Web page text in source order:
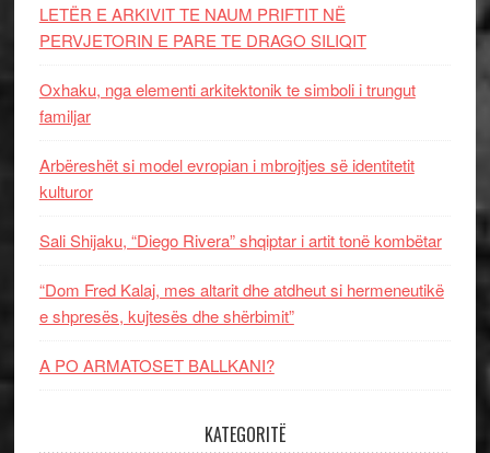
LETËR E ARKIVIT TE NAUM PRIFTIT NË
PERVJETORIN E PARE TE DRAGO SILIQIT
Oxhaku, nga elementi arkitektonik te simboli i trungut
familjar
Arbëreshët si model evropian i mbrojtjes së identitetit
kulturor
Sali Shijaku, “Diego Rivera” shqiptar i artit tonë kombëtar
“Dom Fred Kalaj, mes altarit dhe atdheut si hermeneutikë
e shpresës, kujtesës dhe shërbimit”
A PO ARMATOSET BALLKANI?
KATEGORITË